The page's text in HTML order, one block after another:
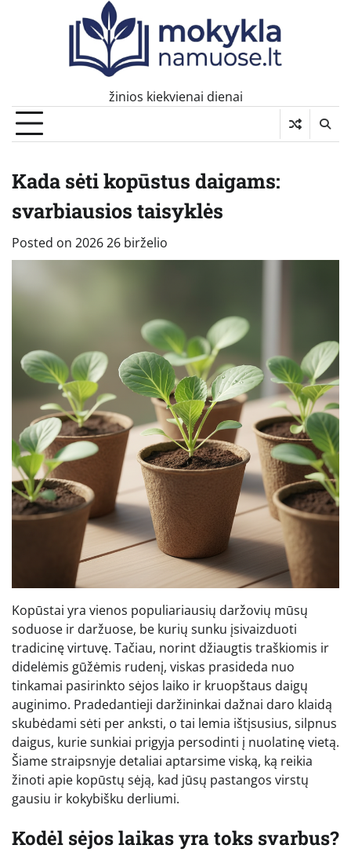
žinios kiekvienai dienai
Kada sėti kopūstus daigams:
svarbiausios taisyklės
Posted on 2026 26 birželio
Kopūstai yra vienos populiariausių daržovių mūsų
soduose ir daržuose, be kurių sunku įsivaizduoti
tradicinę virtuvę. Tačiau, norint džiaugtis traškiomis ir
didelėmis gūžėmis rudenį, viskas prasideda nuo
tinkamai pasirinkto sėjos laiko ir kruopštaus daigų
auginimo. Pradedantieji daržininkai dažnai daro klaidą
skubėdami sėti per anksti, o tai lemia ištįsusius, silpnus
daigus, kurie sunkiai prigyja persodinti į nuolatinę vietą.
Šiame straipsnyje detaliai aptarsime viską, ką reikia
žinoti apie kopūstų sėją, kad jūsų pastangos virstų
gausiu ir kokybišku derliumi.
Kodėl sėjos laikas yra toks svarbus?